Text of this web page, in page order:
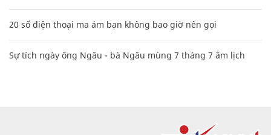
20 số điện thoại ma ám bạn không bao giờ nên gọi
Sự tích ngày ông Ngâu - bà Ngâu mùng 7 tháng 7 âm lịch